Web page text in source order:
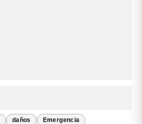
daños Emergencia